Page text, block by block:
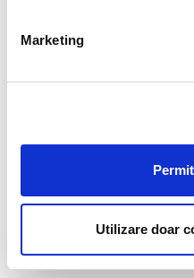
Marketing
Utilizare doar
Termeni și
Autoritatea Națională
Prevenire și